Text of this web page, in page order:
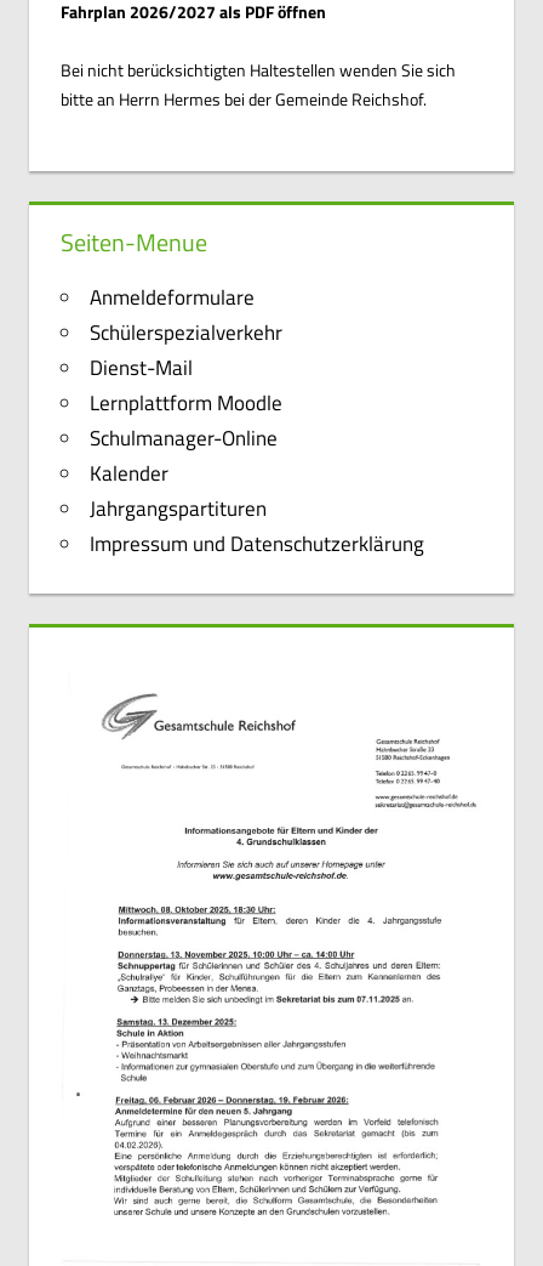
Fahrplan 2026/2027 als PDF öffnen
Bei nicht berücksichtigten Haltestellen wenden Sie sich
bitte an Herrn Hermes bei der Gemeinde Reichshof.
Seiten-Menue
Anmeldeformulare
Schülerspezialverkehr
Dienst-Mail
Lernplattform Moodle
Schulmanager-Online
Kalender
Jahrgangspartituren
Impressum und Datenschutzerklärung